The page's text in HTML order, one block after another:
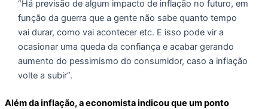
“Há previsão de algum impacto de inflação no futuro, em
função da guerra que a gente não sabe quanto tempo
vai durar, como vai acontecer etc. E isso pode vir a
ocasionar uma queda da confiança e acabar gerando
aumento do pessimismo do consumidor, caso a inflação
volte a subir”.
Além da inflação, a economista indicou que um ponto